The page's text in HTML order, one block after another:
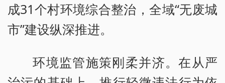
成31个村环境综合整治，全域“无废城
市”建设纵深推进。
环境监管施策刚柔并济。在从严